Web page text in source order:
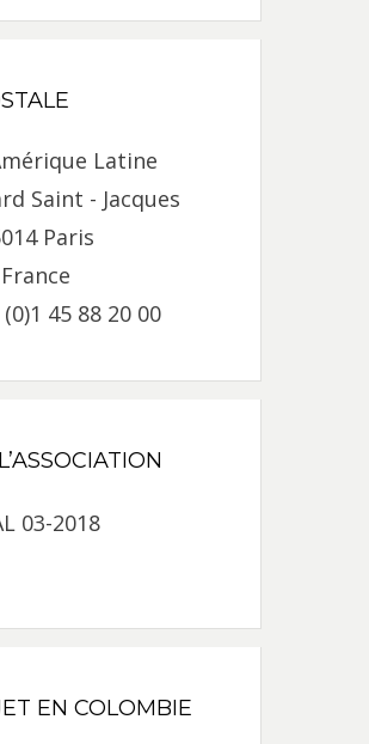
Latine
Saint - Jacques
Paris
France
45 88 20 00
EN COLOMBIE